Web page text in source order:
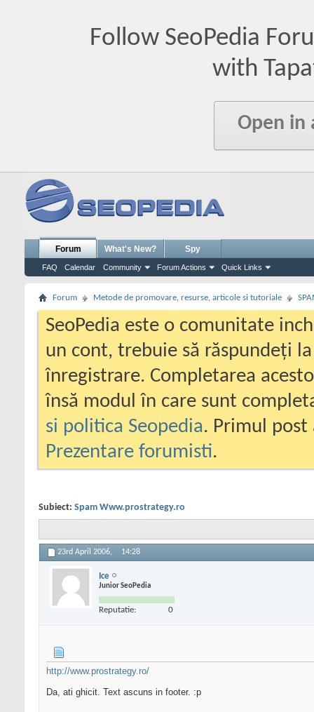
Follow SeoPedia
with
Open in
Forum
FAQ Calendar Community Forum Actions Quick Links
What's New? Spy
Forum Metode de promovare, resurse, articole si tutoriale
SeoPedia este o comunitate
un cont, trebuie să răspundeți
înregistrare. Completarea
însă modul în care sunt
si politica Seopedia. Primul
Prezentare forumisti.
Subiect: Spam Www.prostrategy.ro
23rd April 2006, 14:28
Ice
Junior SeoPedia
Reputatie: 0
http://www.prostrategy.ro/
Da, ati ghicit. Text ascuns in footer. :p